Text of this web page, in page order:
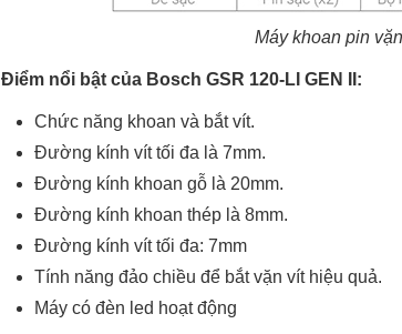
Máy khoan pin
Điểm nổi bật của Bosch GSR 120-LI GEN II:
Chức năng khoan và bắt vít.
Đường kính vít tối đa là 7mm.
Đường kính khoan gỗ là 20mm.
Đường kính khoan thép là 8mm.
Đường kính vít tối đa: 7mm
Tính năng đảo chiều để bắt vặn vít hiệu quả.
Máy có đèn led hoạt động